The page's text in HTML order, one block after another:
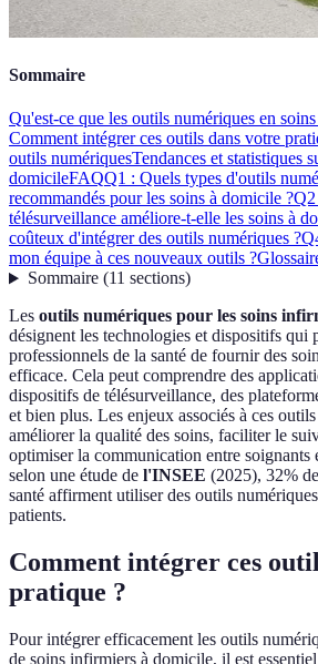
Sommaire
Qu'est-ce que les outils numériques en
Comment intégrer ces outils dans votre
outils numériquesTendances et statistiques
domicileFAQQ1 : Quels types d'outils
recommandés pour les soins à domicile ?
télésurveillance améliore-t-elle les soins à
coûteux d'intégrer des outils numériques ?
mon équipe à ces nouveaux outils ?
Sommaire(11 sections)
Les outils numériques pour les soins
désignent les technologies et dispositifs qui
professionnels de la santé de fournir des
efficace. Cela peut comprendre des
dispositifs de télésurveillance, des
et bien plus. Les enjeux associés à ces
améliorer la qualité des soins, faciliter le
optimiser la communication entre soignants
selon une étude de l'INSEE (2025), 32%
santé affirment utiliser des outils
patients.
Comment intégrer ces
pratique ?
Pour intégrer efficacement les outils
de soins infirmiers à domicile, il est